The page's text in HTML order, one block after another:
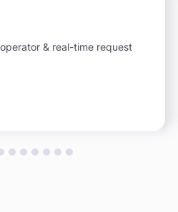
& real-time request